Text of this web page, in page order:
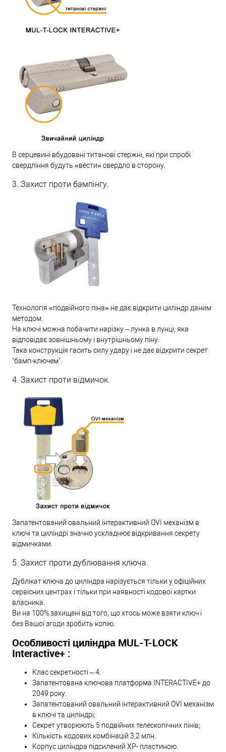
В серцевині вбудовані титанові стержні, які при спробі
свердління будуть «вести» свердло в сторону.
3. Захист проти бампінгу.
Технологія «подвійного піна» не дає відкрити циліндр даним
методом.
На ключі можна побачити нарізку – лунка в лунці, яка
відповідає зовнішньому і внутрішньому піну.
Така конструкція гасить силу удару і не дає відкрити секрет
"бамп-ключем".
4. Захист проти відмичок.
Запатентований овальний інтерактивний OVI механізм в
ключі та циліндрі значно ускладнює відкривання секрету
відмичками.
5. Захист проти дублювання ключа.
Дублікат ключа до циліндра нарізується тільки у офіційних
сервісних центрах і тільки при наявності кодової картки
власника.
Ви на 100% захищені від того, що хтось може взяти ключ і
без Вашої згоди зробить копію.
Особливості циліндра MUL-T-LOCK
Interactive+ :
Клас секретності – 4.
Запатентована ключова платформа INTERACTIVE+ до
2049 року.
Запатентований овальний інтерактивний OVI механізм
в ключі та циліндрі;
Секрет утворюють 5 подвійних телескопічних пінів;
Кількість кодових комбінацій 3,2 млн.
Корпус циліндра підсилений XP- пластиною.